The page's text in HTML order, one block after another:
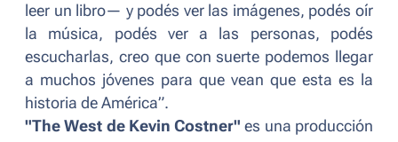
leer un libro— y podés ver las imágenes, podés oír
la música, podés ver a las personas, podés
escucharlas, creo que con suerte podemos llegar
a muchos jóvenes para que vean que esta es la
historia de América”.
"The West de Kevin Costner"es una producción